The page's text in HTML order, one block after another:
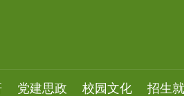
党建思政 校园文化 招生